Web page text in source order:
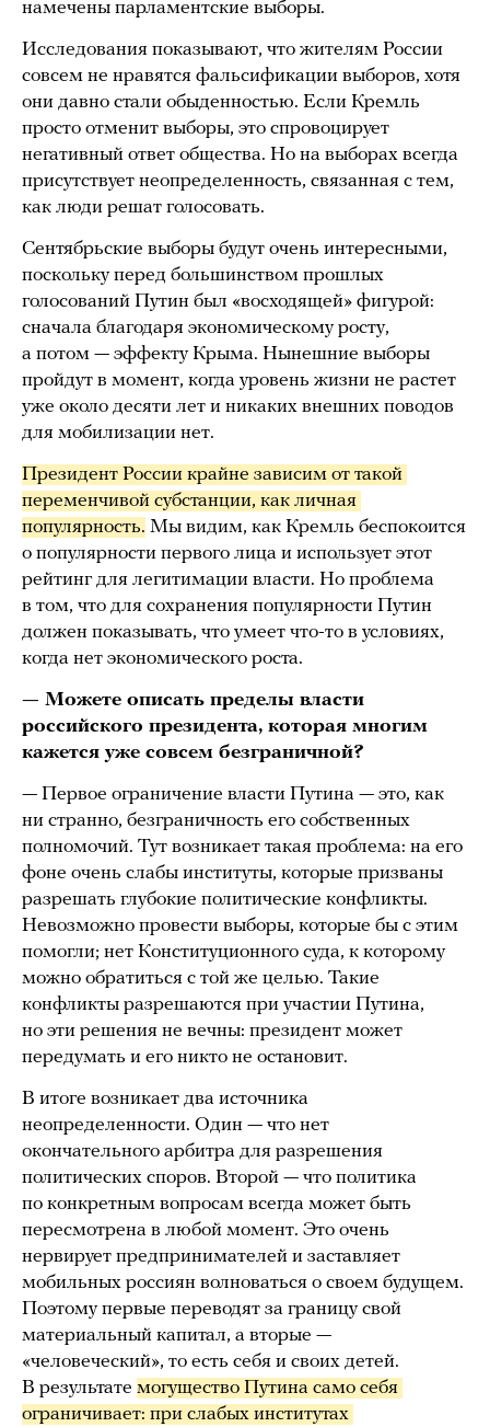
намечены парламентские выборы.
Исследования показывают, что жителям России
совсем не нравятся фальсификации выборов, хотя
они давно стали обыденностью. Если Кремль
просто отменит выборы, это спровоцирует
негативный ответ общества. Но на выборах всегда
присутствует неопределенность, связанная с тем,
как люди решат голосовать.
Сентябрьские выборы будут очень интересными,
поскольку перед большинством прошлых
голосований Путин был «восходящей» фигурой:
сначала благодаря экономическому росту,
а потом — эффекту Крыма. Нынешние выборы
пройдут в момент, когда уровень жизни не растет
уже около десяти лет и никаких внешних поводов
для мобилизации нет.
Президент России крайне зависим от такой
переменчивой субстанции, как личная
популярность. Мы видим, как Кремль беспокоится
о популярности первого лица и использует этот
рейтинг для легитимации власти. Но проблема
в том, что для сохранения популярности Путин
должен показывать, что умеет что-то в условиях,
когда нет экономического роста.
— Можете описать пределы власти
российского президента, которая многим
кажется уже совсем безграничной?
— Первое ограничение власти Путина — это, как
ни странно, безграничность его собственных
полномочий. Тут возникает такая проблема: на его
фоне очень слабы институты, которые призваны
разрешать глубокие политические конфликты.
Невозможно провести выборы, которые бы с этим
помогли; нет Конституционного суда, к которому
можно обратиться с той же целью. Такие
конфликты разрешаются при участии Путина,
но эти решения не вечны: президент может
передумать и его никто не остановит.
В итоге возникает два источника
неопределенности. Один — что нет
окончательного арбитра для разрешения
политических споров. Второй — что политика
по конкретным вопросам всегда может быть
пересмотрена в любой момент. Это очень
нервирует предпринимателей и заставляет
мобильных россиян волноваться о своем будущем.
Поэтому первые переводят за границу свой
материальный капитал, а вторые —
«человеческий», то есть себя и своих детей.
В результате могущество Путина само себя
ограничивает: при слабых институтах